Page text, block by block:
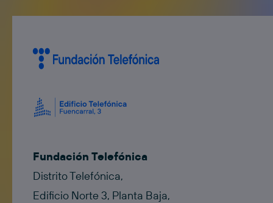
Fundación Telefónica
Distrito Telefónica,
Edificio Norte 3, Planta Baja,